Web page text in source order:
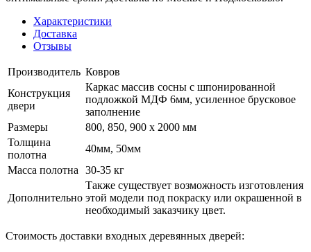
Характеристики
Доставка
Отзывы
Производитель Ковров
Конструкция
двери
Каркас массив сосны с шпонированной
подложкой МДФ 6мм, усиленное брусковое
заполнение
Размеры
800, 850, 900 x 2000 мм
Толщина
полотна
40мм, 50мм
Масса полотна
30-35 кг
Дополнительно
Также существует возможность изготовления
этой модели под покраску или окрашенной в
необходимый заказчику цвет.
Стоимость доставки входных деревянных дверей: